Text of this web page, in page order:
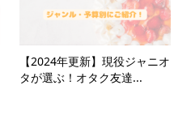
【2024年更新】現役ジャニオ
タが選ぶ！オタク友達...